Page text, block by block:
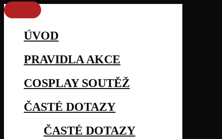
ÚVOD
PRAVIDLA AKCE
COSPLAY SOUTĚŽ
ČASTÉ DOTAZY
ČASTÉ DOTAZY